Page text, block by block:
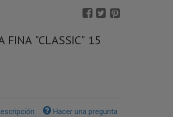
FINA "CLASSIC" 15
Hacer una pregunta